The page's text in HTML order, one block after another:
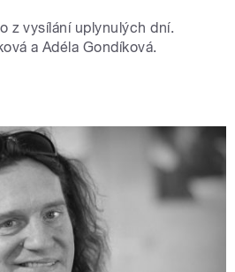
z vysílání uplynulých dní.
a Adéla Gondíková.